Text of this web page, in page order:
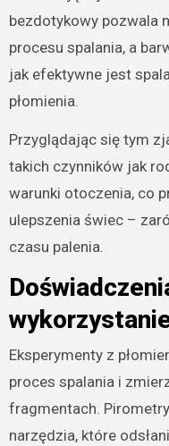
bezdotykowy pozwala
procesu spalania, a
jak efektywne jest
płomienia.
Przyglądając się tym
takich czynników jak
warunki otoczenia, co
ulepszenia świec –
czasu palenia.
Eksperymenty z
proces spalania i
fragmentach.
narzędzia, które